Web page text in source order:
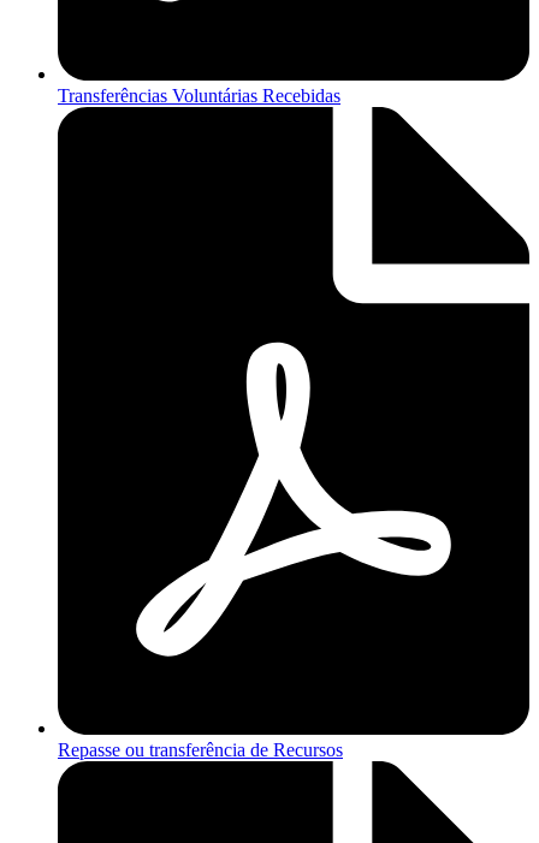
Transferências Voluntárias Recebidas
Repasse ou transferência de Recursos